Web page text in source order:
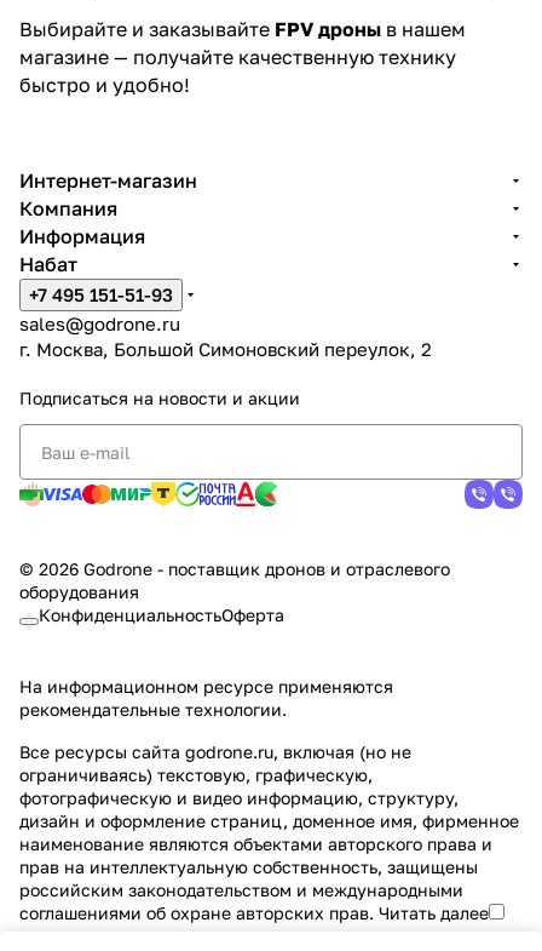
Выбирайте и заказывайте FPV дроны в нашем
магазине — получайте качественную технику
быстро и удобно!
Интернет-магазин
Компания
Информация
Набат
+7 495 151-51-93
sales@godrone.ru
г. Москва, Большой Симоновский переулок, 2
Подписаться на новости и акции
© 2026 Godrone - поставщик дронов и отраслевого
оборудования
КонфиденциальностьОферта
На информационном ресурсе применяются
рекомендательные технологии.
Все ресурсы сайта godrone.ru, включая (но не
ограничиваясь) текстовую, графическую,
фотографическую и видео информацию, структуру,
дизайн и оформление страниц, доменное имя, фирменное
наименование являются объектами авторского права и
прав на интеллектуальную собственность, защищены
российским законодательством и международными
соглашениями об охране авторских прав. Читать далее